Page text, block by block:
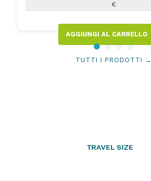
€
AGGIUNGI AL CARRELLO
TUTTI I PRODOTTI →
TRAVEL SIZE